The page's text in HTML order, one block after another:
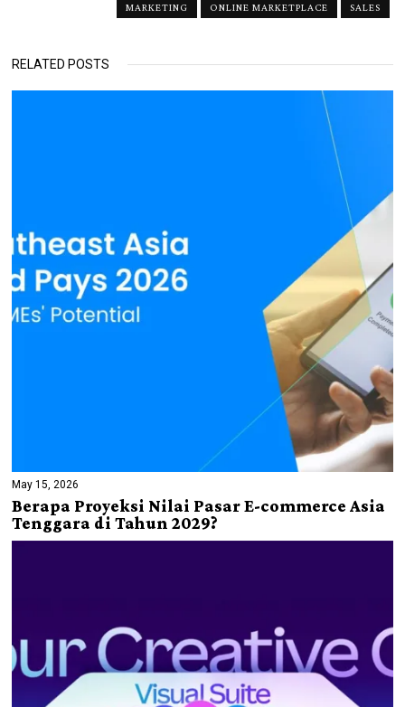
MARKETING
ONLINE MARKETPLACE SALES
RELATED POSTS
May 15, 2026
Berapa Proyeksi Nilai Pasar E-commerce Asia
Tenggara di Tahun 2029?